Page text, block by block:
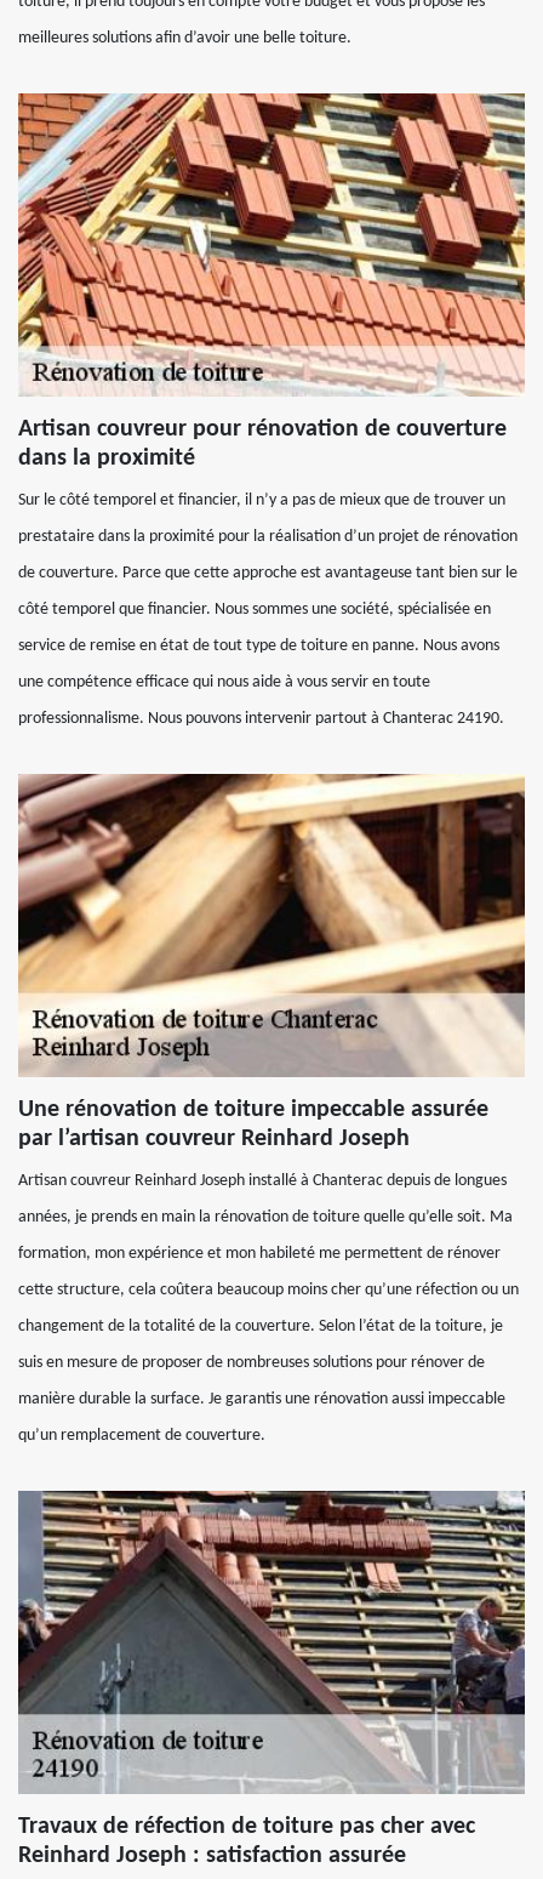
meilleures solutions afin d’avoir une belle toiture.
Artisan couvreur pour rénovation de couverture
dans la proximité
Sur le côté temporel et financier, il n’y a pas de mieux que de trouver un
prestataire dans la proximité pour la réalisation d’un projet de rénovation
de couverture. Parce que cette approche est avantageuse tant bien sur le
côté temporel que financier. Nous sommes une société, spécialisée en
service de remise en état de tout type de toiture en panne. Nous avons
une compétence efficace qui nous aide à vous servir en toute
professionnalisme. Nous pouvons intervenir partout à Chanterac 24190.
Une rénovation de toiture impeccable assurée
par l’artisan couvreur Reinhard Joseph
Artisan couvreur Reinhard Joseph installé à Chanterac depuis de longues
années, je prends en main la rénovation de toiture quelle qu’elle soit. Ma
formation, mon expérience et mon habileté me permettent de rénover
cette structure, cela coûtera beaucoup moins cher qu’une réfection ou un
changement de la totalité de la couverture. Selon l’état de la toiture, je
suis en mesure de proposer de nombreuses solutions pour rénover de
manière durable la surface. Je garantis une rénovation aussi impeccable
qu’un remplacement de couverture.
Travaux de réfection de toiture pas cher avec
Reinhard Joseph : satisfaction assurée